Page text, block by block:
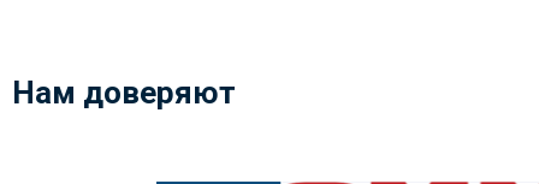
Нам доверяют